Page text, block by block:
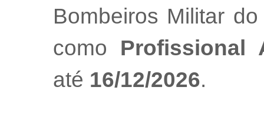
Bombeiros Militar
como Profissional
até 16/12/2026.